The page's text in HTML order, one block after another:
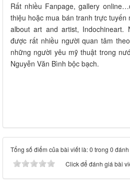
Rất nhiều Fanpage, gallery
thiệu hoặc mua bán tranh trực tuyến
albout art and artist, Indochineart.
được rất nhiều người quan tâm
những người yêu mỹ thuật trong
Nguyễn Văn Bình bộc bạch.
Tổng số điểm của bài viết là: 0 trong 0
Click để đánh giá bài